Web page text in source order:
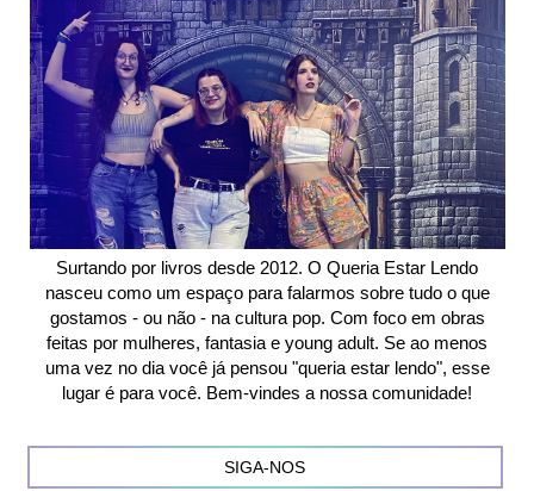
Surtando por livros desde 2012. O Queria Estar Lendo
nasceu como um espaço para falarmos sobre tudo o que
gostamos - ou não - na cultura pop. Com foco em obras
feitas por mulheres, fantasia e young adult. Se ao menos
uma vez no dia você já pensou "queria estar lendo", esse
lugar é para você. Bem-vindes a nossa comunidade!
SIGA-NOS